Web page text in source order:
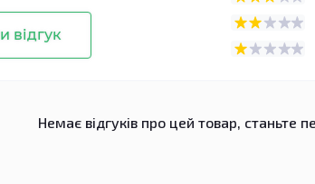
відгук
Немає відгуків про цей товар, станьте